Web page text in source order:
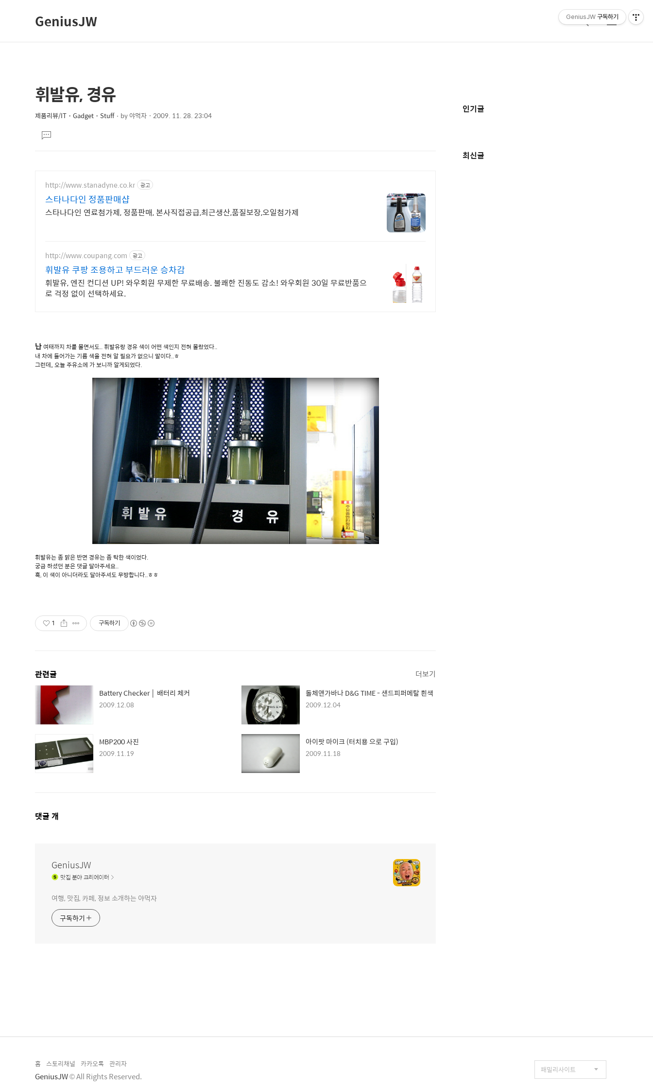
GeniusJW
검
메
상
세
컨
텐
본
문
제
휘발유, 경유
제품리뷰/IT・Gadget・Stuff by야먹자 2009. 11. 28. 23:04
문댓
글
http://www.stanadyne.co.kr 광고
스타나다인 정품판매샵
스타나다인 연료첨가제, 정품판매, 본사직접공급,최근생산,품질보장,오일첨가제
http://www.coupang.com 광고
휘발유 쿠팡 조용하고 부드러운 승차감
휘발유, 엔진 컨디션 UP! 와우회원 무제한 무료배송. 불쾌한 진동도 감소! 와우회원 30일 무료반품으
로 걱정 없이 선택하세요.
난여태까지 차를 몰면서도.. 휘발유랑 경유 색이 어떤 색인지 전혀 몰랐었다..
내 차에 들어가는 기름 색을 전혀 알 필요가 없으니 말이다..ㅎ
그런데,, 오늘 주유소에 가 보니까 알게되었다.
휘발유는 좀 맑은 반면 경유는 좀 탁한 색이었다.
궁금 하셨던 분은 댓글 달아주세요..
혹, 이 색이 아니더라도 달아주셔도 무방합니다..ㅎㅎ
1 구독하기
관련글 더보기
Battery Checker │ 배터리 체커
2009.12.08
돌체앤가바나 D&G TIME - 샌드피퍼메탈 흰색
2009.12.04
MBP200 사진
2009.11.19
아이팟 마이크 (터치용 으로 구입)
2009.11.18
댓
댓글 개
GeniusJW
맛집분야 크리에이터
여행, 맛집, 카페, 정보 소개하는 야먹자
구독하기
가
인기글
최신글
홈 스토리채널 카카오톡 관리자
GeniusJW© All Rights Reserved.
GeniusJW 구독하기